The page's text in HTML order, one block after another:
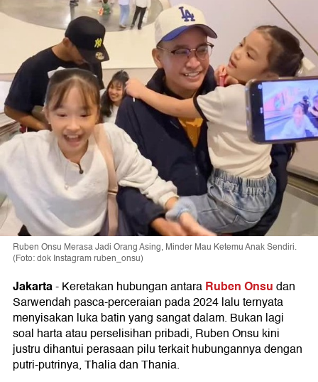
Ruben Onsu Merasa Jadi Orang Asing, Minder Mau Ketemu Anak Sendiri.
(Foto: dok Instagram ruben_onsu)
Jakarta-Keretakan hubungan antaraRuben Onsudan
Sarwendah pasca-perceraian pada 2024 lalu ternyata
menyisakan luka batin yang sangat dalam. Bukan lagi
soal harta atau perselisihan pribadi, Ruben Onsu kini
justru dihantui perasaan pilu terkait hubungannya dengan
putri-putrinya, Thalia dan Thania.